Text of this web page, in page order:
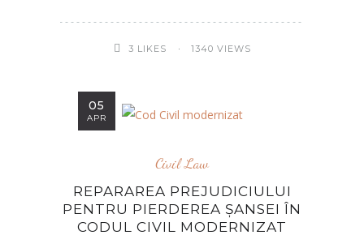
3 LIKES 1340 VIEWS
05
APR
Civil Law
REPARAREA PREJUDICIULUI
PENTRU PIERDEREA ȘANSEI ÎN
CODUL CIVIL MODERNIZAT